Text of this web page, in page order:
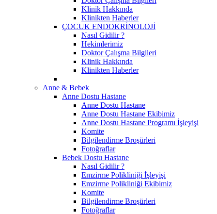
Klinik Hakkında
Klinikten Haberler
ÇOCUK ENDOKRİNOLOJİ
Nasıl Gidilir ?
Hekimlerimiz
Doktor Çalışma Bilgileri
Klinik Hakkında
Klinikten Haberler
Anne & Bebek
Anne Dostu Hastane
Anne Dostu Hastane
Anne Dostu Hastane Ekibimiz
Anne Dostu Hastane Programı İşleyişi
Komite
Bilgilendirme Broşürleri
Fotoğraflar
Bebek Dostu Hastane
Nasıl Gidilir ?
Emzirme Polikliniği İşleyişi
Emzirme Polikliniği Ekibimiz
Komite
Bilgilendirme Broşürleri
Fotoğraflar